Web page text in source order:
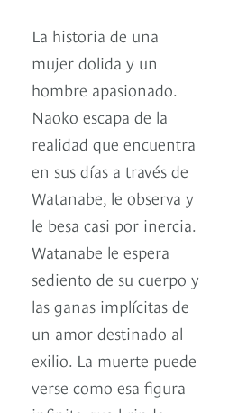
La historia de una
mujer dolida y un
hombre apasionado.
Naoko escapa de la
realidad que encuentra
en sus días a través de
Watanabe, le observa y
le besa casi por inercia.
Watanabe le espera
sediento de su cuerpo y
las ganas implícitas de
un amor destinado al
exilio. La muerte puede
verse como esa figura